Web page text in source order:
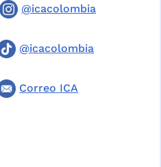
@icacolombia
@icacolombia
Correo ICA